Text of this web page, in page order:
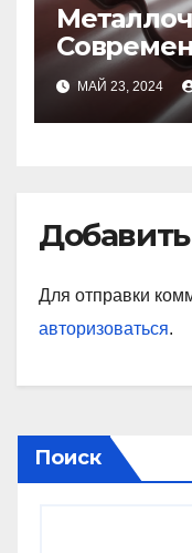
Крыши
МАЙ 23, 2024
Для отправки
авторизоваться.
Поиск